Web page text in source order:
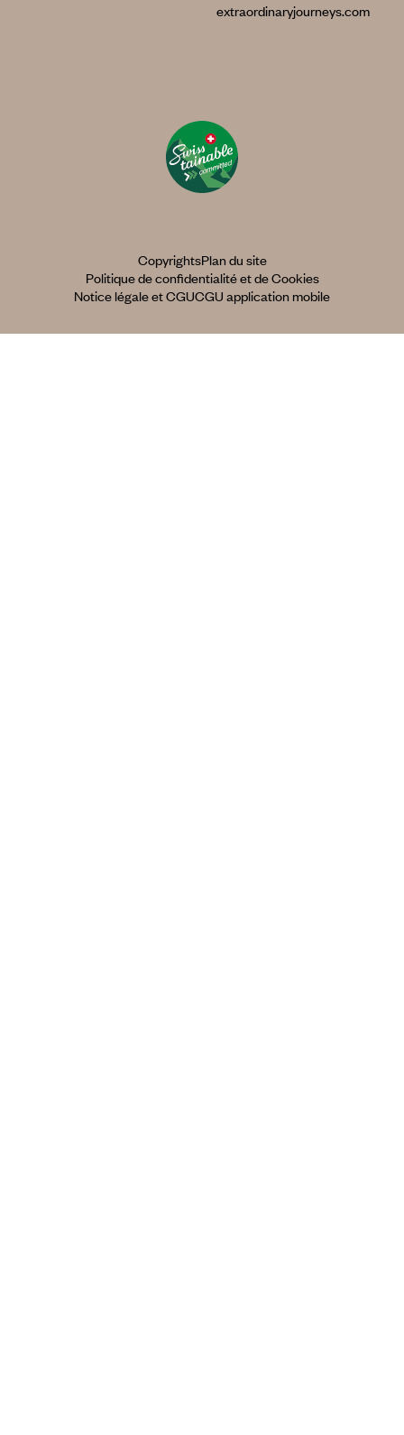
extraordinaryjourneys.com
CopyrightsPlan du site
Politique de confidentialité et de Cookies
Notice légale et CGUCGU application mobile